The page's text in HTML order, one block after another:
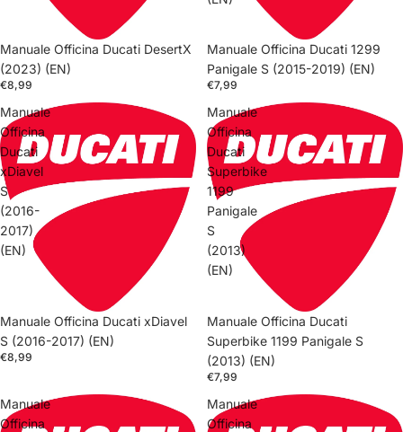
Manuale Officina Ducati DesertX
(2023) (EN)
€8,99
Manuale Officina Ducati 1299
Panigale S (2015-2019) (EN)
€7,99
Manuale
Officina
Ducati
xDiavel
S
(2016-
2017)
(EN)
Manuale Officina Ducati xDiavel
S (2016-2017) (EN)
€8,99
Manuale
Officina
Ducati
Superbike
1199
Panigale
S
(2013)
(EN)
Manuale Officina Ducati
Superbike 1199 Panigale S
(2013) (EN)
€7,99
Manuale
Officina
Manuale
Officina